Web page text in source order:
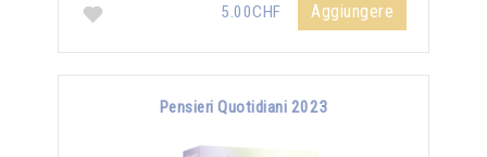
5.00CHF Aggiungere
Pensieri Quotidiani 2023